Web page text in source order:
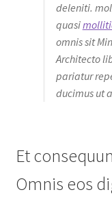
deleniti.
quasi
omnis sit
Architecto
pariatur
ducimus ut
Et
Omnis eos